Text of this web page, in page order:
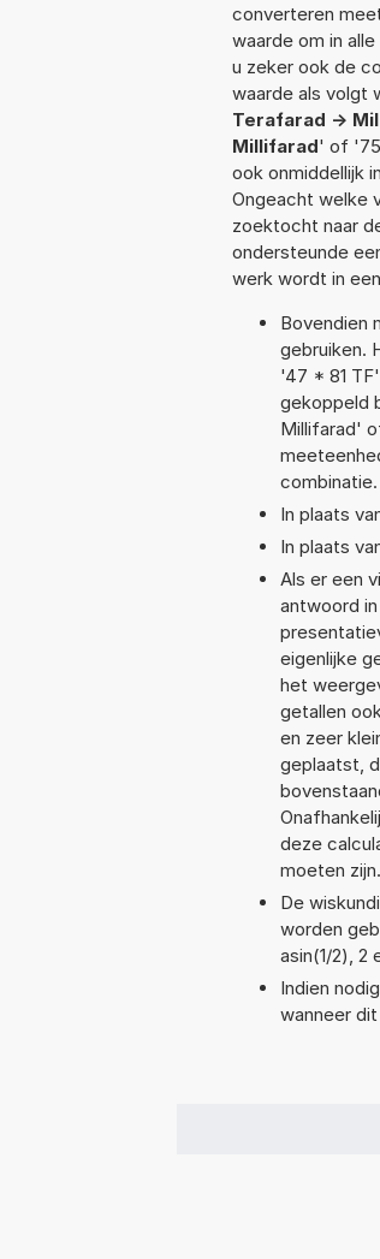
converteren
waarde om in
u zeker ook de
waarde als volgt
Terafarad ->
Millifarad' of '75
ook onmiddellijk
Ongeacht welke
zoektocht naar
ondersteunde
werk wordt in
Bovendien
gebruiken.
'47 * 81
gekoppeld
Millifarad'
combinatie.
In plaats
In plaats
Als er een
antwoord
eigenlijke
het
getallen
en zeer
geplaatst,
deze
moeten zijn.
De
worden
asin(1/2),
Indien
wanneer